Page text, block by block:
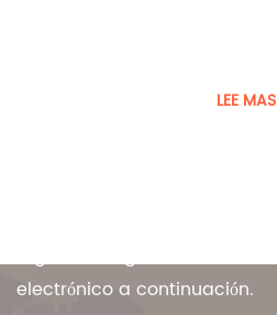
LEE MAS
electrónico a continuación.